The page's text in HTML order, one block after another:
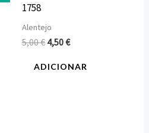
1758
Alentejo
5,00€ 4,50€
ADICIONAR